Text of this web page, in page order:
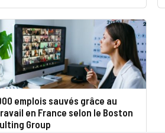
emplois sauvés grâce au
en France selon le Boston
Group